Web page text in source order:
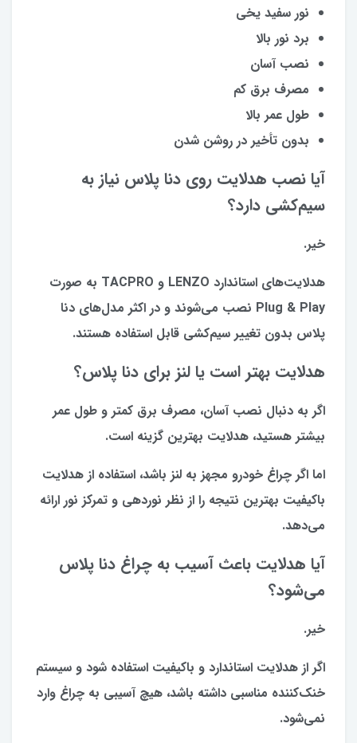
نور سفید یخی
برد نور بالا
نصب آسان
مصرف برق کم
طول عمر بالا
بدون تأخیر در روشن شدن
آیا نصب هدلایت روی دنا پلاس نیاز به
سیم‌کشی دارد؟
خیر.
هدلایت‌های استاندارد LENZO و TACPRO به صورت
Plug & Play نصب می‌شوند و در اکثر مدل‌های دنا
پلاس بدون تغییر سیم‌کشی قابل استفاده هستند.
هدلایت بهتر است یا لنز برای دنا پلاس؟
اگر به دنبال نصب آسان، مصرف برق کمتر و طول عمر
بیشتر هستید، هدلایت بهترین گزینه است.
اما اگر چراغ خودرو مجهز به لنز باشد، استفاده از هدلایت
باکیفیت بهترین نتیجه را از نظر نوردهی و تمرکز نور ارائه
می‌دهد.
آیا هدلایت باعث آسیب به چراغ دنا پلاس
می‌شود؟
خیر.
اگر از هدلایت استاندارد و باکیفیت استفاده شود و سیستم
خنک‌کننده مناسبی داشته باشد، هیچ آسیبی به چراغ وارد
نمی‌شود.